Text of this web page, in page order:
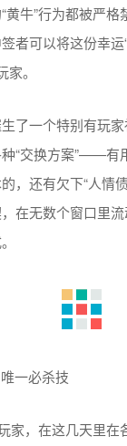
黄牛”行为都被严
者可以将这份幸运
。
了一个特别有玩家
“交换方案”——有
，还有欠下“人情
在无数个窗口里
一必杀技
家，在这几天里在